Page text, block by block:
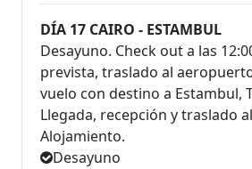
DÍA 17 CAIRO - ESTAMBUL
Desayuno. Check out a las
prevista, traslado al
vuelo con destino a Estambul,
Llegada, recepción y traslado
Alojamiento.
Desayuno